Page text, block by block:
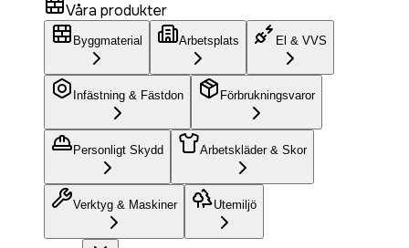
Våra produkter
Byggmaterial Arbetsplats El & VVS
Infästning & Fästdon Förbrukningsvaror
Personligt Skydd Arbetskläder & Skor
Verktyg & Maskiner Utemiljö